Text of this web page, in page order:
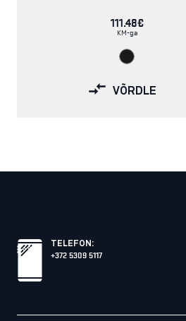
111.48€
KM-ga
VÕRDLE
TELEFON :
+372 5309 5117